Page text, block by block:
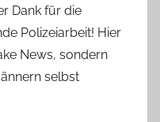
Dank für die
Polizeiarbeit! Hier
News, sondern
selbst